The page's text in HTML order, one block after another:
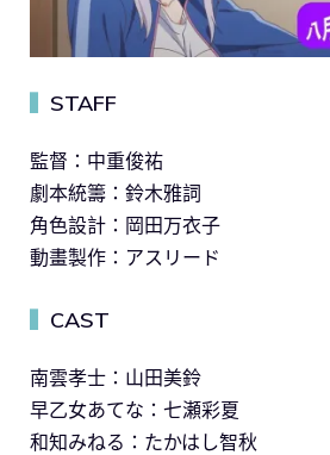
STAFF
監督：中重俊祐
劇本統籌：鈴木雅詞
角色設計：岡田万衣子
動畫製作：アスリード
CAST
南雲孝士：山田美鈴
早乙女あてな：七瀬彩夏
和知みねる：たかはし智秋